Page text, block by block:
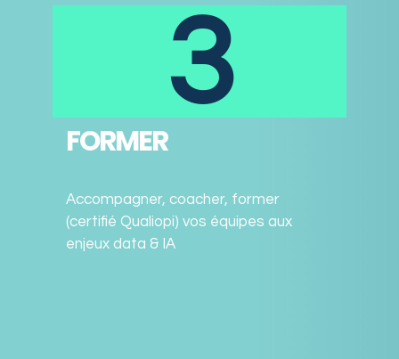
3
FORMER
Accompagner, coacher, former
(certifié Qualiopi) vos équipes aux
enjeux data & IA